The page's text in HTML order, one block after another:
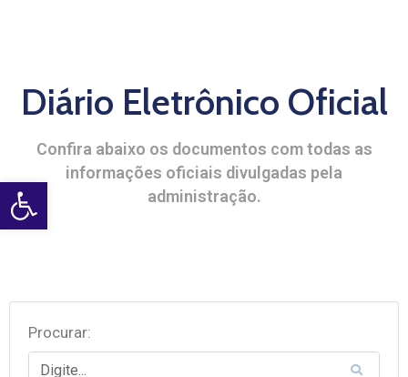
Open toolbar
Diário Eletrônico Oficial
Confira abaixo os documentos com todas as
informações oficiais divulgadas pela
administração.
Procurar: